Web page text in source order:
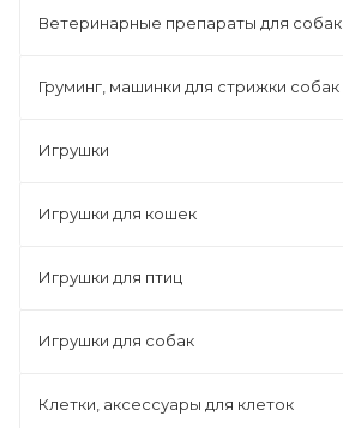
Ветеринарные препараты для собак
Груминг, машинки для стрижки собак
Игрушки
Игрушки для кошек
Игрушки для птиц
Игрушки для собак
Клетки, аксессуары для клеток